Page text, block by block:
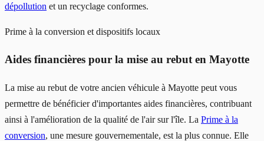
dépollution et un recyclage conformes.
Prime à la conversion et dispositifs locaux
Aides financières pour la mise au rebut en Mayotte
La mise au rebut de votre ancien véhicule à Mayotte peut vous
permettre de bénéficier d'importantes aides financières, contribuant
ainsi à l'amélioration de la qualité de l'air sur l'île. La Prime à la
conversion, une mesure gouvernementale, est la plus connue. Elle